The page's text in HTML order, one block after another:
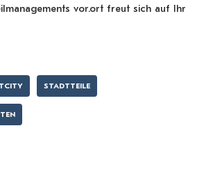
vor.ort freut sich auf Ihr
STADTTEILE